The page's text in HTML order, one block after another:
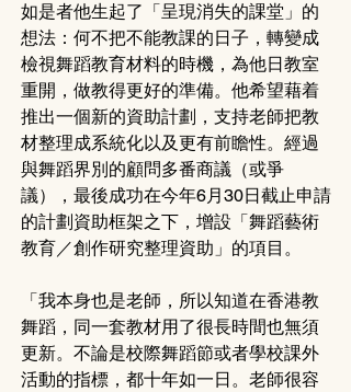
如是者他生起了「呈現消失的課堂」的
想法：何不把不能教課的日子，轉變成
檢視舞蹈教育材料的時機，為他日教室
重開，做教得更好的準備。他希望藉着
推出一個新的資助計劃，支持老師把教
材整理成系統化以及更有前瞻性。經過
與舞蹈界別的顧問多番商議（或爭
議），最後成功在今年6月30日截止申請
的計劃資助框架之下，增設「舞蹈藝術
教育／創作研究整理資助」的項目。
「我本身也是老師，所以知道在香港教
舞蹈，同一套教材用了很長時間也無須
更新。不論是校際舞蹈節或者學校課外
活動的指標，都十年如一日。老師很容